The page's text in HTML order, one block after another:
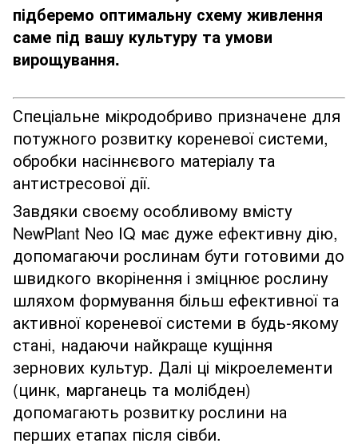
підберемо оптимальну схему живлення
саме під вашу культуру та умови
вирощування.
Спеціальне мікродобриво призначене для
потужного розвитку кореневої системи,
обробки насіннєвого матеріалу та
антистресової дії.
Завдяки своєму особливому вмісту
NewPlant Neo IQ має дуже ефективну дію,
допомагаючи рослинам бути готовими до
швидкого вкорінення і зміцнює рослину
шляхом формування більш ефективної та
активної кореневої системи в будь-якому
стані, надаючи найкраще кущіння
зернових культур. Далі ці мікроелементи
(цинк, марганець та молібден)
допомагають розвитку рослини на
перших етапах після сівби.